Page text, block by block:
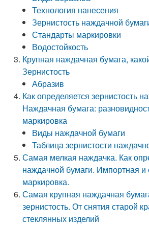
Технология нанесения
Зернистость наждачной
Стандарты маркировки
Водостойкость
Крупная наждачная бумага,
Зернистость
Абразив
Как определяется зернистость
Наждачная бумага:
маркировка
Виды наждачной бумаги
Таблица зернистости
Самая мелкая наждачка. Как
наждачной бумаги. Импортная и
маркировка.
Самая крупная наждачная
зернистость. От снятия старой
стеклянных изделий